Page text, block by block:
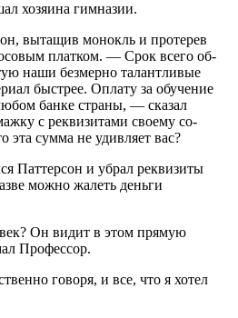
хозяина гимназии.
вытащив монокль и протерев
платком. — Срок всего об­
наши безмерно талантливые
быстрее. Оплату за обуче­ние
банке страны, — сказал
с реквизитами своему со­
сумма не удивляет вас?
Паттерсон и убрал реквизи­ты
можно жалеть деньги
Он видит в этом прямую
Профессор.
говоря, и все, что я хо­тел